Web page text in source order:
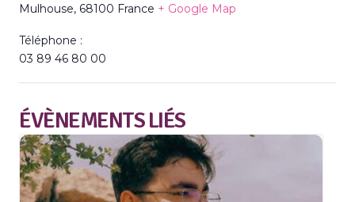
Mulhouse, 68100 France + Google Map
Téléphone :
03 89 46 80 00
ÉVÈNEMENTS LIÉS